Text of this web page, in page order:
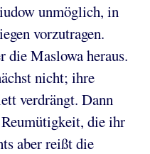
unmöglich, in
vorzutragen.
Maslowa heraus.
nicht; ihre
verdrängt. Dann
die ihr
aber reißt die